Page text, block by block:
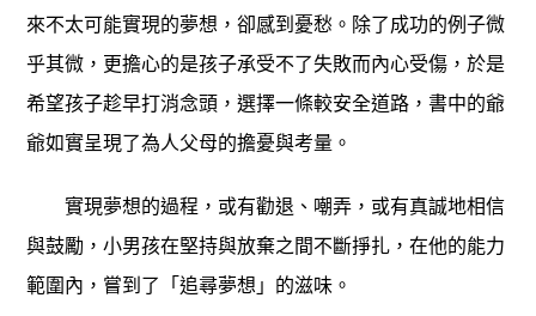
來不太可能實現的夢想，卻感到憂愁。除了成功的例子微
乎其微，更擔心的是孩子承受不了失敗而內心受傷，於是
希望孩子趁早打消念頭，選擇一條較安全道路，書中的爺
爺如實呈現了為人父母的擔憂與考量。
實現夢想的過程，或有勸退、嘲弄，或有真誠地相信
與鼓勵，小男孩在堅持與放棄之間不斷掙扎，在他的能力
範圍內，嘗到了「追尋夢想」的滋味。